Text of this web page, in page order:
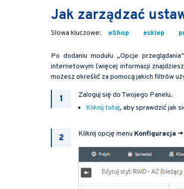
Jak zarządzać
eShop esklep
Po dodaniu modułu „Opcje
internetowym (więcej informacji
możesz określić za pomocą jakich filtrów
Zaloguj się do Twojego Panelu.
Kliknij tutaj, aby sprawdzić jak
Kliknij opcję menu Konfiguracja -